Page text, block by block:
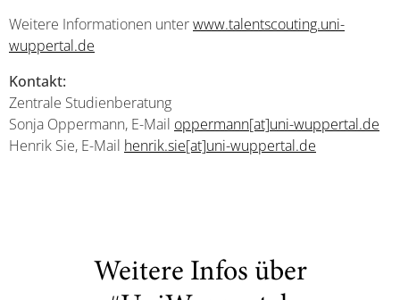
Weitere Informationen unterwww.talentscouting.uni-
wuppertal.de
Kontakt:
Zentrale Studienberatung
Sonja Oppermann, E-Mail oppermann[at]uni-wuppertal.de
Henrik Sie, E-Mail henrik.sie[at]uni-wuppertal.de
Weitere Infos über